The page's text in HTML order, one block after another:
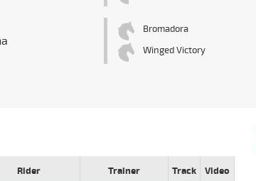
Bromadora
Winged Victory
Rider Trainer Track Video